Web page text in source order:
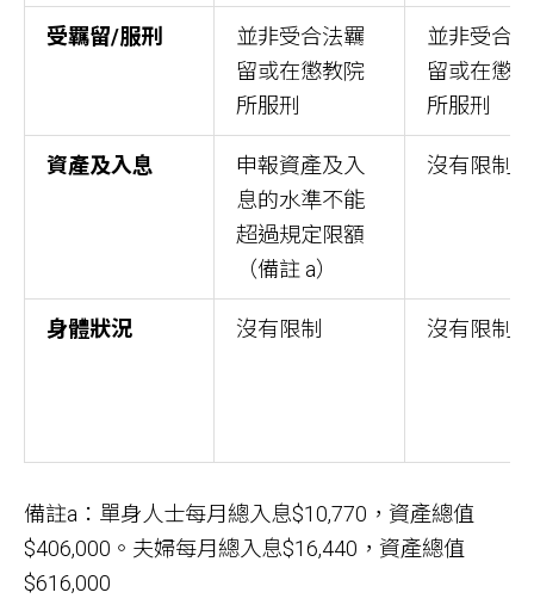
受羈留/服刑
並非受合法羈
留或在懲教院
所服刑
並非受合
留或在懲
所服刑
資產及入息
申報資產及入
息的水準不能
超過規定限額
（備註 a）
沒有限制
身體狀況 沒有限制 沒有限制
備註a：單身人士每月總入息$10,770，資產總值
$406,000。夫婦每月總入息$16,440，資產總值
$616,000